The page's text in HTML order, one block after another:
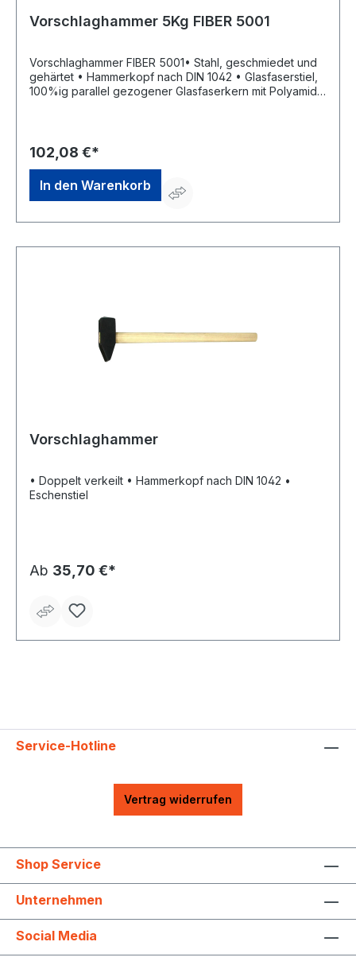
Vorschlaghammer 5Kg FIBER 5001
Vorschlaghammer FIBER 5001• Stahl, geschmiedet und
gehärtet • Hammerkopf nach DIN 1042 • Glasfaserstiel,
100%ig parallel gezogener Glasfaserkern mit Polyamid-
info@polet.be
102,08 €*
In den Warenkorb
Vorschlaghammer
• Doppelt verkeilt • Hammerkopf nach DIN 1042 •
Eschenstiel
Ab 35,70 €*
Service-Hotline
Vertrag widerrufen
Shop Service
Unternehmen
Social Media